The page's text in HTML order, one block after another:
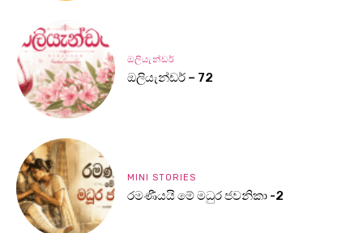
ඔලියැන්ඩර්
ඔලියැන්ඩර් – 72
MINI STORIES
රමණීයයි මේ මධුර ජවනිකා -2